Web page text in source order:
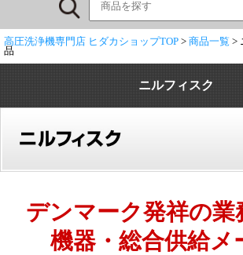
高圧洗浄機専門店 ヒダカショップTOP > 商品一覧 >
品
ニルフィスク
デンマーク発祥の業
機器・総合供給メ